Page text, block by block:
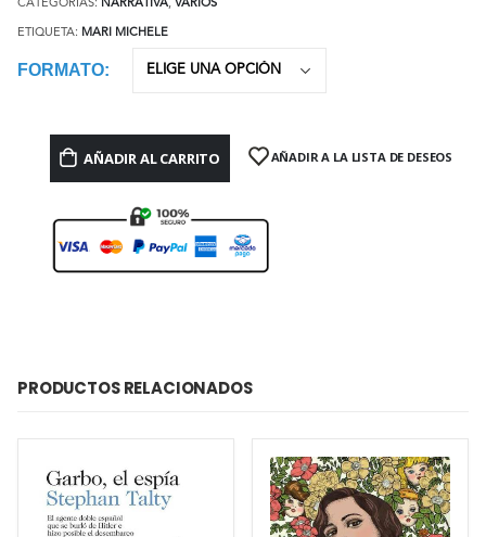
CATEGORÍAS: NARRATIVA, VARIOS
ETIQUETA: MARI MICHELE
FORMATO
AÑADIR AL CARRITO AÑADIR A LA LISTA DE DESEOS
PRODUCTOS RELACIONADOS